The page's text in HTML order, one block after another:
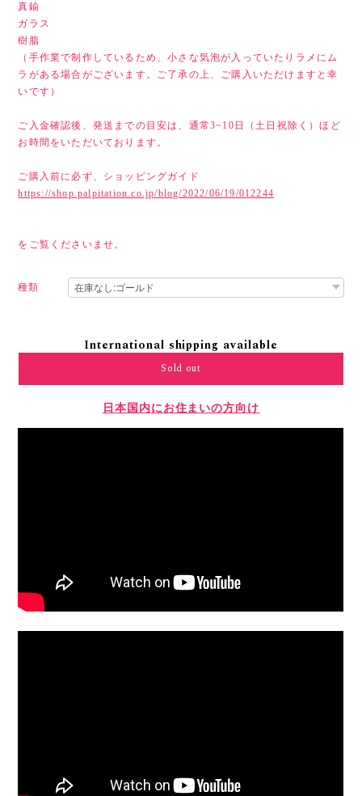
真鍮
ガラス
樹脂
（手作業で制作しているため、小さな気泡が入っていたりラメにム
ラがある場合がございます。ご了承の上、ご購入いただけますと幸
いです）
ご入金確認後、発送までの目安は、通常3~10日（土日祝除く）ほど
お時間をいただいております。
ご購入前に必ず、ショッピングガイド
https://shop.palpitation.co.jp/blog/2022/06/19/012244
をご覧くださいませ。
種類
International shipping available
Sold out
日本国内にお住まいの方向け